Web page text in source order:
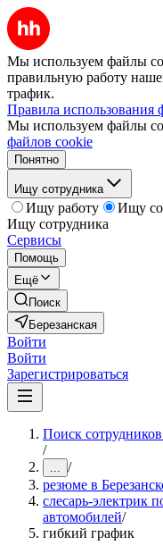
Мы используем файлы
правильную работу
трафик.
Правила использования
Мы используем файлы
файлов cookie
Понятно
Ищу сотрудника
Ищу работу
Ищу
Ищу сотрудника
Сервисы
Помощь
Ещё
Поиск
Березанская
Войти
Войти
Зарегистрироваться
Поиск
/
... /
резюме в
слесарь-электрик
автомобилей/
гибкий график